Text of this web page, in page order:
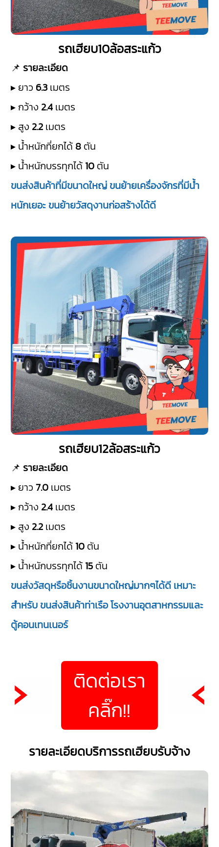
รถเฮียบ10ล้อสระแก้ว
📌 รายละเอียด
▸ ยาว 6.3 เมตร
▸ กว้าง 2.4 เมตร
▸ สูง 2.2 เมตร
▸ น้ำหนักที่ยกได้ 8 ตัน
▸ น้ำหนักบรรทุกได้ 10 ตัน
ขนส่งสินค้าที่มีขนาดใหญ่ ขนย้ายเครื่องจักรที่มีน้ำ
หนักเยอะ ขนย้ายวัสดุงานก่อสร้างได้ดี
รถเฮียบ12ล้อสระแก้ว
📌 รายละเอียด
▸ ยาว7.0 เมตร
▸ กว้าง 2.4 เมตร
▸ สูง 2.2 เมตร
▸ น้ำหนักที่ยกได้ 10 ตัน
▸ น้ำหนักบรรทุกได้ 15 ตัน
ขนส่งวัสดุหรือชิ้นงานขนาดใหญ่มากๆได้ดี เหมาะ
สำหรับ ขนส่งสินค้าท่าเรือ โรงงานอุตสาหกรรมและ
ตู้คอนเทนเนอร์
ติดต่อเรา
คลิ๊ก!!
รายละเอียดบริการรถเฮียบรับจ้าง